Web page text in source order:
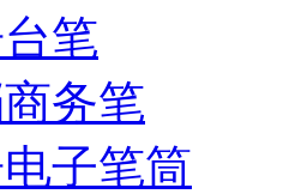
笔
务笔
子笔筒